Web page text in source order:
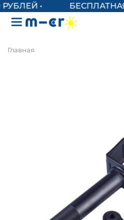
Главная